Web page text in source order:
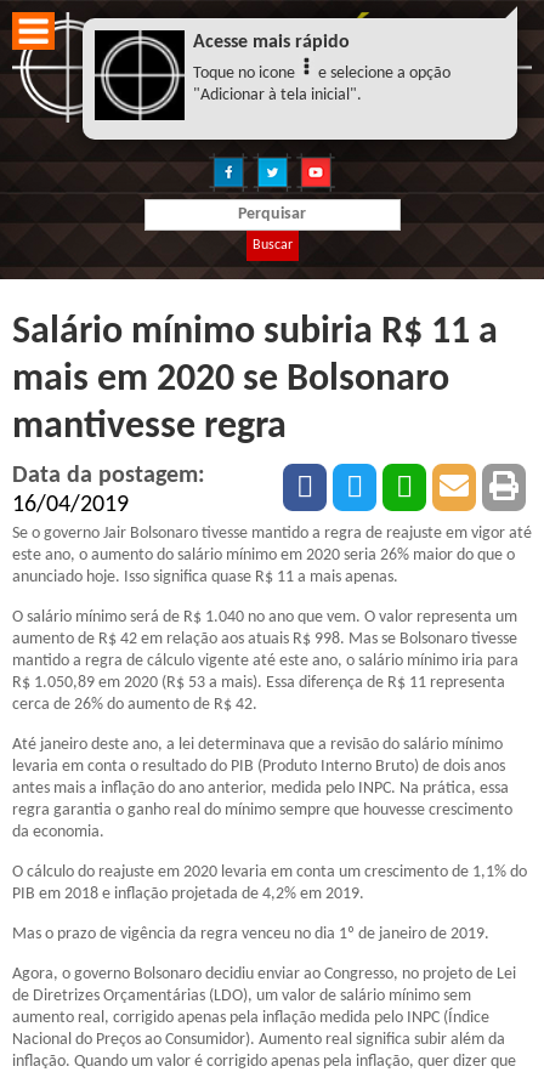
Buscar
Salário mínimo subiria R$ 11 a
mais em 2020 se Bolsonaro
mantivesse regra
Data da postagem:
16/04/2019
Se o governo Jair Bolsonaro tivesse mantido a regra de reajuste em vigor até
este ano, o aumento do salário mínimo em 2020 seria 26% maior do que o
anunciado hoje. Isso significa quase R$ 11 a mais apenas.
O salário mínimo será de R$ 1.040 no ano que vem. O valor representa um
aumento de R$ 42 em relação aos atuais R$ 998. Mas se Bolsonaro tivesse
mantido a regra de cálculo vigente até este ano, o salário mínimo iria para
R$ 1.050,89 em 2020 (R$ 53 a mais). Essa diferença de R$ 11 representa
cerca de 26% do aumento de R$ 42.
Até janeiro deste ano, a lei determinava que a revisão do salário mínimo
levaria em conta o resultado do PIB (Produto Interno Bruto) de dois anos
antes mais a inflação do ano anterior, medida pelo INPC. Na prática, essa
regra garantia o ganho real do mínimo sempre que houvesse crescimento
da economia.
O cálculo do reajuste em 2020 levaria em conta um crescimento de 1,1% do
PIB em 2018 e inflação projetada de 4,2% em 2019.
Mas o prazo de vigência da regra venceu no dia 1º de janeiro de 2019.
Agora, o governo Bolsonaro decidiu enviar ao Congresso, no projeto de Lei
de Diretrizes Orçamentárias (LDO), um valor de salário mínimo sem
aumento real, corrigido apenas pela inflação medida pelo INPC (Índice
Nacional do Preços ao Consumidor). Aumento real significa subir além da
inflação. Quando um valor é corrigido apenas pela inflação, quer dizer que
Acesse mais rápido
Toque no icone
e selecione a opção
"Adicionar à tela inicial".